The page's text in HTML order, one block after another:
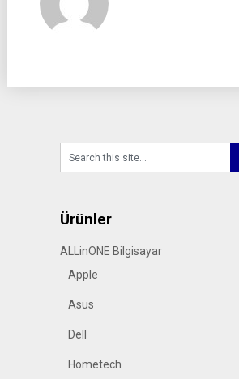
Ürünler
ALLinONE Bilgisayar
Apple
Asus
Dell
Hometech